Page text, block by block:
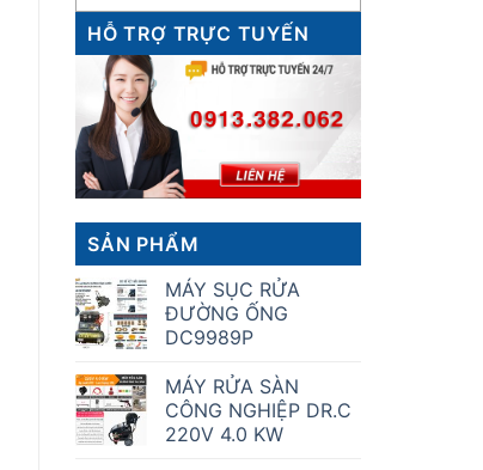
HỖ TRỢ TRỰC TUYẾN
SẢN PHẨM
MÁY SỤC RỬA
ĐƯỜNG ỐNG
DC9989P
MÁY RỬA SÀN
CÔNG NGHIỆP DR.C
220V 4.0 KW